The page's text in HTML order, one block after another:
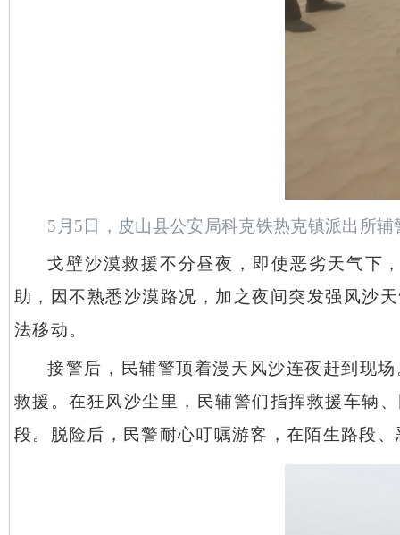
5月5日，皮山县公安局科克铁热克镇派出所
戈壁沙漠救援不分昼夜，即使恶劣天气下
助，因不熟悉沙漠路况，加之夜间突发强风沙
法移动。
接警后，民辅警顶着漫天风沙连夜赶到现
救援。在狂风沙尘里，民辅警们指挥救援车辆
段。脱险后，民警耐心叮嘱游客，在陌生路段